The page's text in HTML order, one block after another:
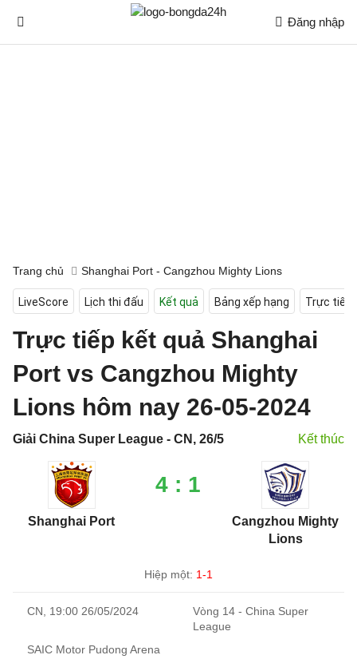
Đăng nhập
Trang chủ Shanghai Port - Cangzhou Mighty Lions
LiveScore Lịch thi đấu Kết quả Bảng xếp hạng Trực tiếp
Trực tiếp kết quả Shanghai
Port vs Cangzhou Mighty
Lions hôm nay 26-05-2024
Giải China Super League - CN, 26/5 Kết thúc
Shanghai Port
4 : 1
Cangzhou Mighty
Lions
Hiệp một: 1-1
CN, 19:00 26/05/2024
Vòng 14 - China Super
League
SAIC Motor Pudong Arena